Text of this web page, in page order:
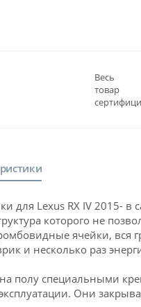
Весь
товар
для Lexus RX IV 2015- в
которого не
ячейки, вся
и несколько раз
полу специальными
Они